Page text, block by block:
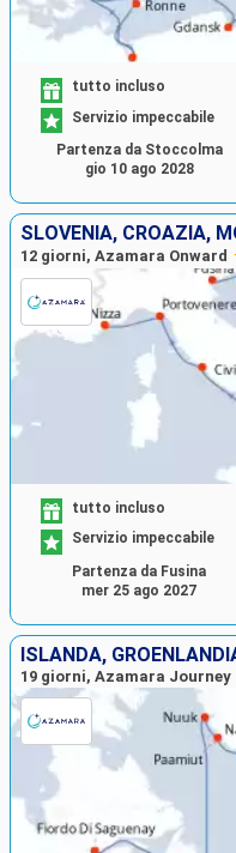
tutto incluso
Servizio impeccabile
Partenza da Stoccolma
gio 10 ago 2028
SLOVENIA, CROAZIA,
12 giorni, Azamara Onward
tutto incluso
Servizio impeccabile
Partenza da Fusina
mer 25 ago 2027
ISLANDA,
19 giorni, Azamara Journey